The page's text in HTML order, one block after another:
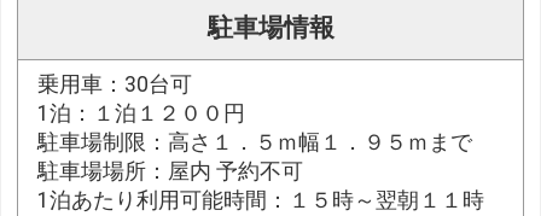
駐車場情報
乗用車：30台可
1泊：１泊１２００円
駐車場制限：高さ１．５ｍ幅１．９５ｍまで
駐車場場所：屋内 予約不可
1泊あたり利用可能時間：１５時～翌朝１１時